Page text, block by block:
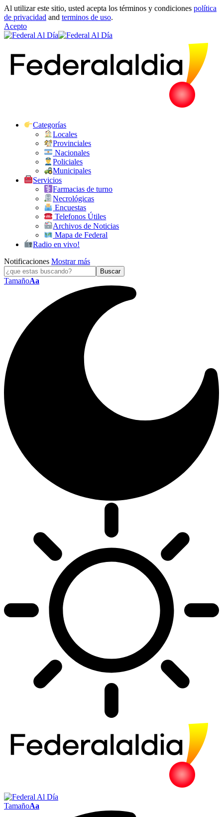
Al utilizar este sitio, usted acepta los términos y condiciones política
de privacidad and terminos de uso.
Acepto
Categorías
Locales
Provinciales
Nacionales
Policiales
Municipales
Servicios
Farmacias de turno
Necrológicas
Encuestas
Telefonos Útiles
Archivos de Noticias
Mapa de Federal
Radio en vivo!
Notificaciones Mostrar más
TamañoAa
TamañoAa